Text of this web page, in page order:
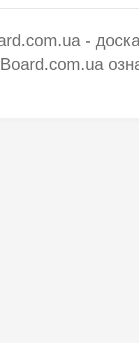
-